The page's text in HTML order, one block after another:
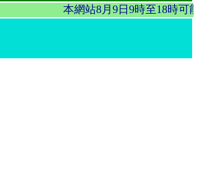
本網站8月9日9時至18